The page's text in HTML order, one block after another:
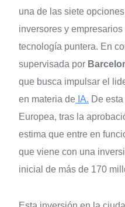
una de las siete
inversores y
tecnología puntera. En
supervisada por
que busca impulsar el
en materia de IA. De
Europea, tras la
estima que entre en
que viene con una
inicial de más de 170